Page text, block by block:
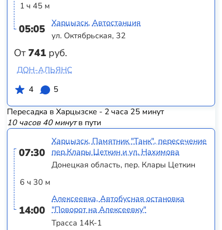
1 ч 45 м
05:05
От741 руб.
Харцызск, Автостанция
ул. Октябрьская, 32
ДОН-АЛЬЯНС
4
5
Пересадка в Харцызске - 2 часа 25 минут
10 часов 40 минутв пути
07:30
6 ч 30 м
14:00
Харцызск, Памятник "Танк", пересечение
пер.Клары Цеткин и ул. Нахимова
Донецкая область, пер. Клары Цеткин
Алексеевка, Автобусная остановка
"Поворот на Алексеевку"
Трасса 14К-1